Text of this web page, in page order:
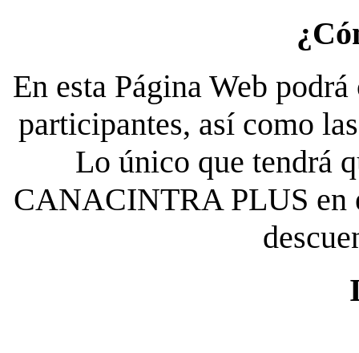
En esta Página Web
participantes, así como
Lo único que tendrá
CANACINTRA PLUS en